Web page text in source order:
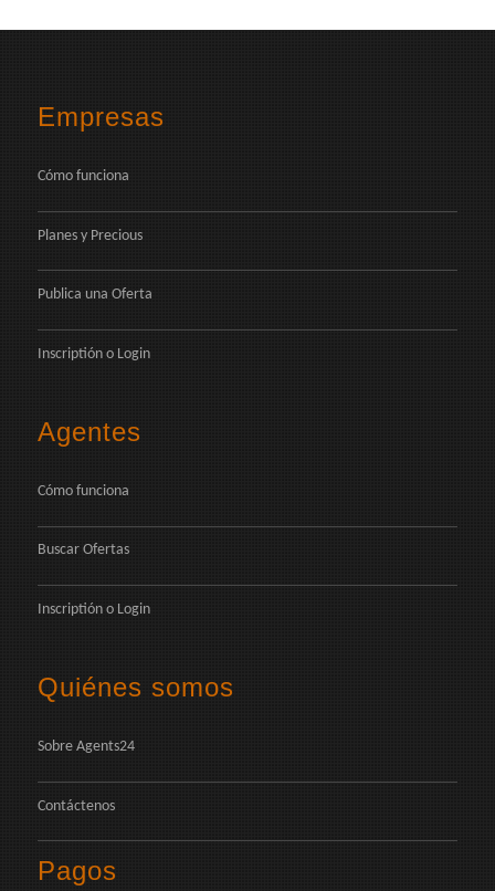
Empresas
Cómo funciona
Planes y Precious
Publica una Oferta
Inscriptión o Login
Agentes
Cómo funciona
Buscar Ofertas
Inscriptión o Login
Quiénes somos
Sobre Agents24
Contáctenos
Pagos